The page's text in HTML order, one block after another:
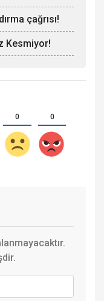
çağrısı!
Kesmiyor!
0 0